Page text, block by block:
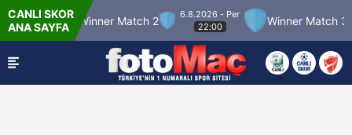
CANLI SKOR
ANA SAYFA
Winner Match 2
6.8.2026 - Per
22:00
Winner Match 3